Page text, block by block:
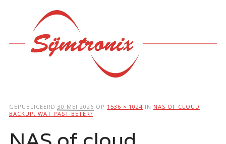
Hoofdmenu
GEPUBLICEERD 30 MEI 2026 OP 1536 × 1024 IN NAS OF CLOUD
BACKUP: WAT PAST BETER?